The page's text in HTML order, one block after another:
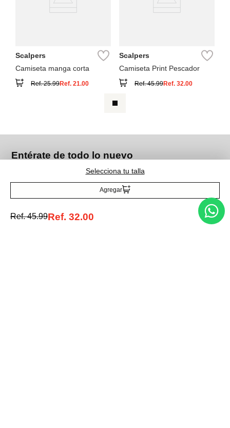
Selecciona tu talla
Agregar
Ref.45.99Ref. 32.00
Scalpers
Camiseta manga corta
Ref.25.99Ref.21.00
Scalpers
Camiseta Print Pescador
Ref.45.99Ref. 32.00
Entérate de todo lo nuevo
Suscribirse